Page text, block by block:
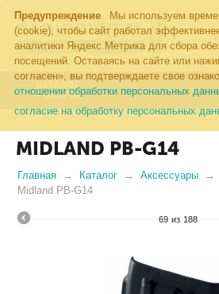
Предупреждение
Мы используем
(cookie), чтобы сайт работал
аналитики Яндекс.Метрика для сбора
посещений. Оставаясь на сайте или
согласен», вы подтверждаете свое
отношении обработки персональных
согласие на обработку персональных
КАТАЛОГ
ТОВАРОВ
MIDLAND PB-G14
Главная Каталог Аксессуары
Midland PB-G14
69 из 188